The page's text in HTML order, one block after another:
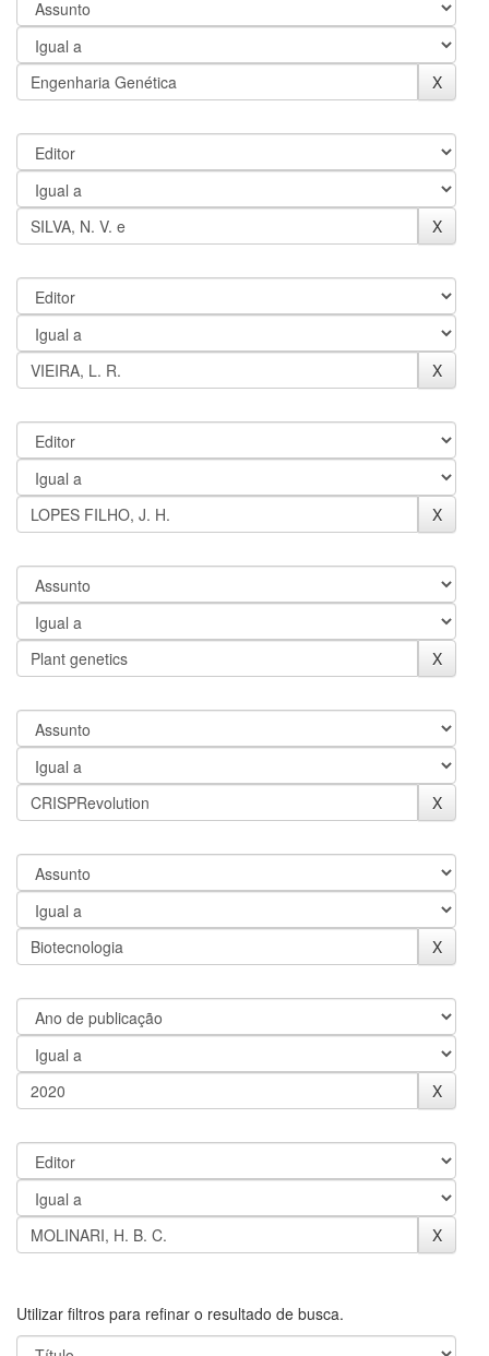
Utilizar filtros para refinar o resultado de busca.